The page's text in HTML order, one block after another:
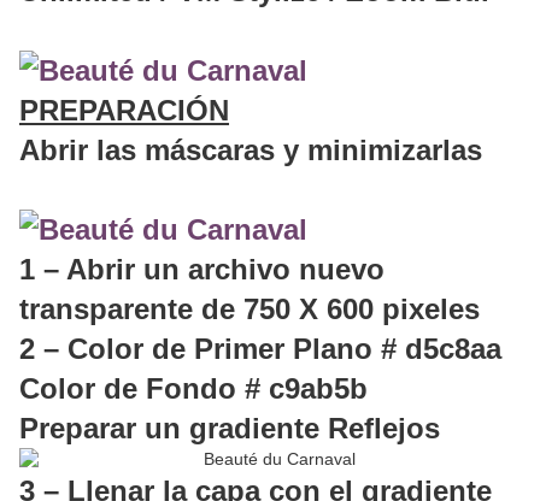
PREPARACIÓN
Abrir las máscaras y minimizarlas
1 – Abrir un archivo nuevo
transparente de 750 X 600 pixeles
2 – Color de Primer Plano # d5c8aa
Color de Fondo # c9ab5b
Preparar un gradiente Reflejos
3 – Llenar la capa con el gradiente